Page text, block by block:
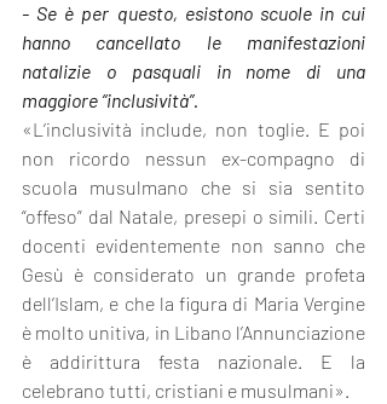
- Se è per questo, esistono scuole in cui
hanno cancellato le manifestazioni
natalizie o pasquali in nome di una
maggiore “inclusività”.
«L’inclusività include, non toglie. E poi
non ricordo nessun ex-compagno di
scuola musulmano che si sia sentito
“offeso” dal Natale, presepi o simili. Certi
docenti evidentemente non sanno che
Gesù è considerato un grande profeta
dell’Islam, e che la figura di Maria Vergine
è molto unitiva, in Libano l’Annunciazione
è addirittura festa nazionale. E la
celebrano tutti, cristiani e musulmani».